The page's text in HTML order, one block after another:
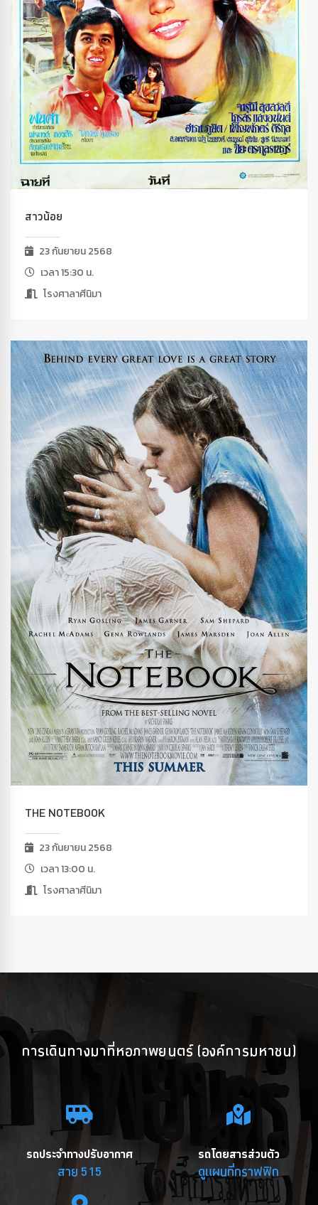
สาวน้อย
23 กันยายน 2568
เวลา 15:30 น.
โรงศาลาศีนิมา
THE NOTEBOOK
23 กันยายน 2568
เวลา 13:00 น.
โรงศาลาศีนิมา
การเดินทางมาที่หอภาพยนตร์ (องค์การมหาชน)
รถประจำทางปรับอากาศ
สาย 515
รถโดยสารส่วนตัว
ดูแผนที่กราฟฟิก